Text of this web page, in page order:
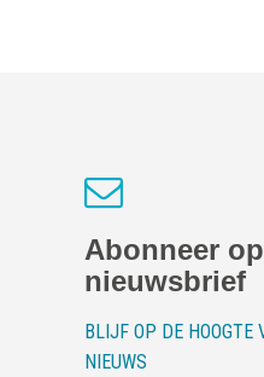
Abonneer
nieuwsbrief
BLIJF OP DE HOOGTE
NIEUWS